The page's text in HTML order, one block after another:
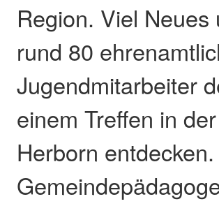
Region. Viel
rund 80
Jugendmitarbeiter
einem Treffen in
Herborn